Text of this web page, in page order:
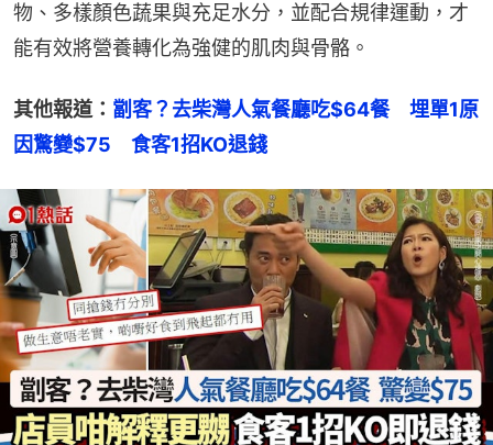
物、多樣顏色蔬果與充足水分，並配合規律運動，才
能有效將營養轉化為強健的肌肉與骨骼。
其他報道： 劏客？去柴灣人氣餐廳吃$64餐　埋單1原
因驚變$75　食客1招KO退錢